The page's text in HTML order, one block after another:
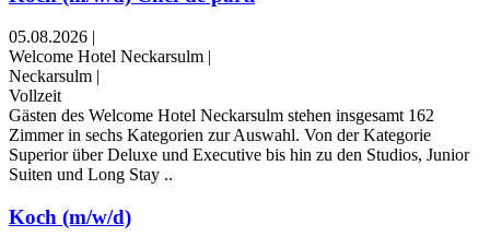
05.08.2026 |
Welcome Hotel Neckarsulm |
Neckarsulm |
Vollzeit
Gästen des Welcome Hotel Neckarsulm stehen insgesamt 162
Zimmer in sechs Kategorien zur Auswahl. Von der Kategorie
Superior über Deluxe und Executive bis hin zu den Studios, Junior
Suiten und Long Stay ..
Koch (m/w/d)